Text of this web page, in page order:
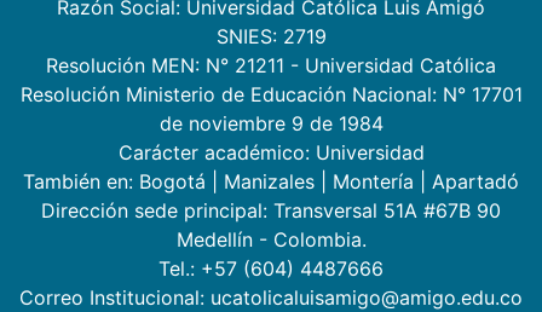
Razón Social: Universidad Católica Luis Amigó
SNIES: 2719
Resolución MEN: N° 21211 - Universidad Católica
Resolución Ministerio de Educación Nacional: N° 17701
de noviembre 9 de 1984
Carácter académico: Universidad
También en: Bogotá Manizales Montería
Apartadó
Dirección sede principal: Transversal 51A #67B 90
Medellín - Colombia.
Tel.: +57 (604) 4487666
Correo Institucional: ucatolicaluisamigo@amigo.edu.co